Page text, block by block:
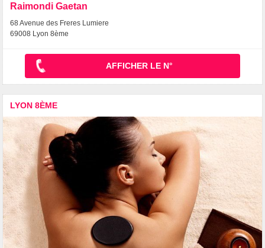
Raimondi Gaetan
68 Avenue des Freres Lumiere
69008 Lyon 8ème
AFFICHER LE N°
LYON 8ÈME